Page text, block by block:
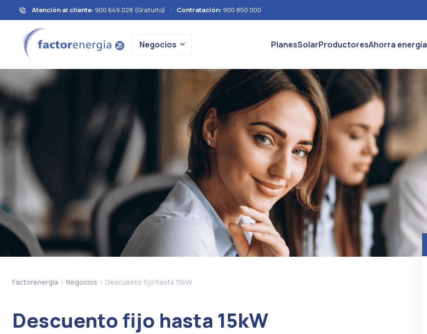
Atención al cliente: 900 649 028 (Gratuito) · Contratación: 900 850 000
Negocios PlanesSolarProductoresAhorra energía
Factorenergia > Negocios > Descuento fijo hasta 15kW
Descuento fijo hasta 15kW